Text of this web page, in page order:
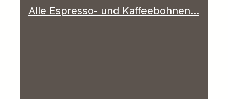
Alle Espresso- und Kaffeebohnen...